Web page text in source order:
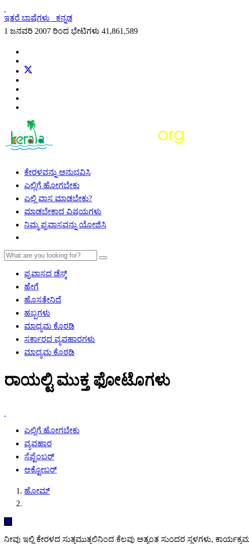
ಇತರೆ ಭಾಷೆಗಳು
ಕನ್ನಡ
1 ಜನವರಿ 2007 ರಿಂದ ಭೇಟಿಗಳು 41,861,589
ಕೇರಳವನ್ನು ಅನುಭವಿಸಿ
ಎಲ್ಲಿಗೆ ಹೋಗಬೇಕು
ಎಲ್ಲಿ ವಾಸ ಮಾಡಬೇಕು?
ಮಾಡಬೇಕಾದ ವಿಷಯಗಳು
ನಿಮ್ಮ ಪ್ರವಾಸವನ್ನು ಯೋಜಿಸಿ
ಪ್ರವಾಸದ ಡೆಸ್ಕ್
ಹೇಗೆ
ಹೊಸತೇನಿದೆ
ಹಬ್ಬಗಳು
ಮಾಧ್ಯಮ ಕೊಠಡಿ
ಸರ್ಕಾರದ ವ್ಯವಹಾರಗಳು
ಮಾಧ್ಯಮ ಕೊಠಡಿ
ರಾಯಲ್ಟಿ ಮುಕ್ತ ಫೋಟೊಗಳು
ಎಲ್ಲಿಗೆ ಹೋಗಬೇಕು
ವ್ಯವಹಾರ
ಸೆಪ್ಟೆಂಬರ್
ಅಕ್ಟೋಬರ್
ಹೋಮ್
ನೀವು ಇಲ್ಲಿ ಕೇರಳದ ಸುತ್ತಮುತ್ತಲಿನಿಂದ ಕೆಲವು ಅತ್ಯಂತ ಸುಂದರ ಸ್ಥಳಗಳು,